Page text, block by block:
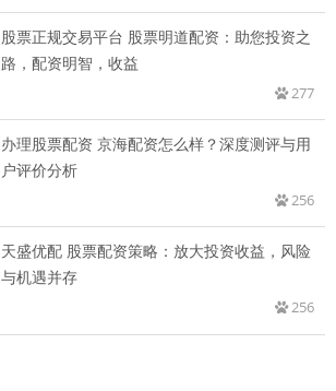
股票正规交易平台 股票明道配资：助您投资之
路，配资明智，收益
277
办理股票配资 京海配资怎么样？深度测评与用
户评价分析
256
天盛优配 股票配资策略：放大投资收益，风险
与机遇并存
256